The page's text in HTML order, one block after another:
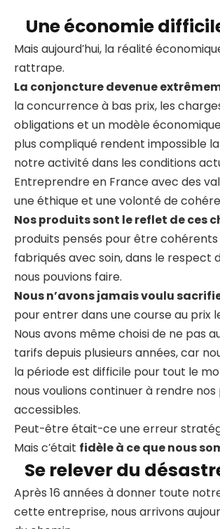
Une économie
Mais aujourd’hui, la réalité
rattrape.
La conjoncture devenue
la concurrence à bas prix, les
obligations et un modèle
plus compliqué rendent impossible
notre activité dans les conditions
Entreprendre en France avec des
une éthique et une volonté de
Nos produits sont le reflet de ces
produits pensés pour être cohérents
fabriqués avec soin, dans le respect
nous pouvions faire.
Nous n’avons jamais voulu
pour entrer dans une course au prix
Nous avons même choisi de ne pas
tarifs depuis plusieurs années, car
la période est difficile pour tout le
nous voulions continuer à rendre nos
accessibles.
Peut-être était-ce une erreur
Mais c’était fidèle à ce que nous
Se relever du
Après 16 années à donner toute
cette entreprise, nous arrivons